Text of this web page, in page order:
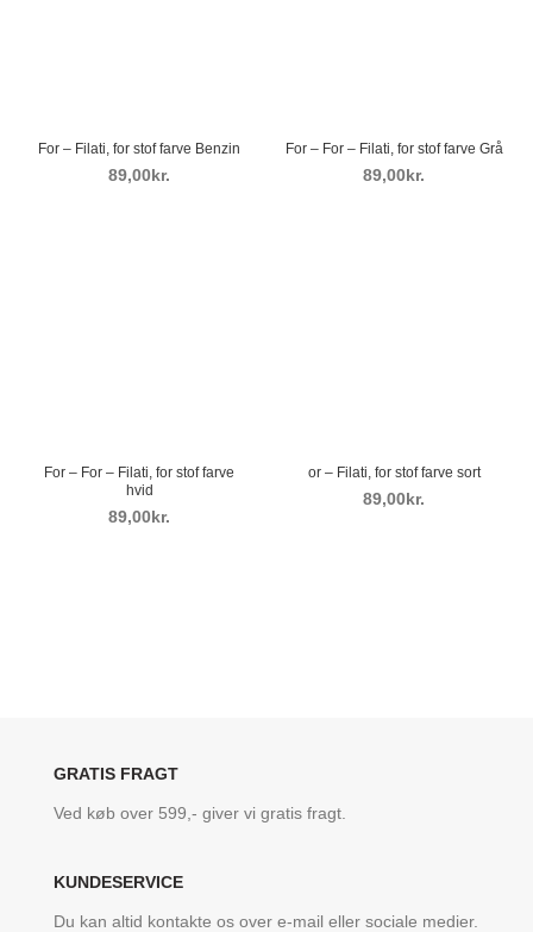
For – Filati, for stof farve Benzin
kr.
For – For – Filati, for stof farve Grå
kr.
For – For – Filati, for stof farve
hvid
kr.
or – Filati, for stof farve sort
kr.
GRATIS FRAGT
Ved køb over 599,- giver vi gratis fragt.
KUNDESERVICE
Du kan altid kontakte os over e-mail eller sociale medier.